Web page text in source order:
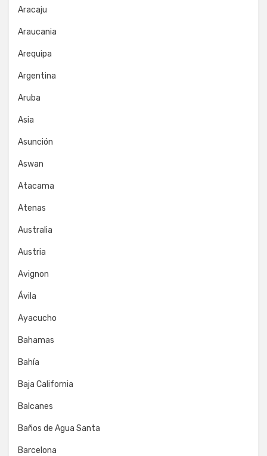
Aracaju
Araucania
Arequipa
Argentina
Aruba
Asia
Asunción
Aswan
Atacama
Atenas
Australia
Austria
Avignon
Ávila
Ayacucho
Bahamas
Bahía
Baja California
Balcanes
Baños de Agua Santa
Barcelona